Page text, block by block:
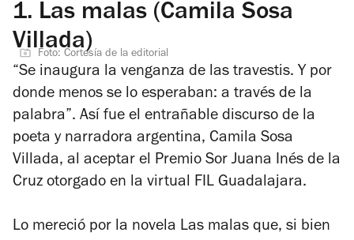
1. Las malas (Camila Sosa
Villada)
Foto: Cortesía de la editorial
“Se inaugura la venganza de las travestis. Y por
donde menos se lo esperaban: a través de la
palabra”. Así fue el entrañable discurso de la
poeta y narradora argentina, Camila Sosa
Villada, al aceptar el Premio Sor Juana Inés de la
Cruz otorgado en la virtual FIL Guadalajara.
Lo mereció por la novela Las malas que, si bien